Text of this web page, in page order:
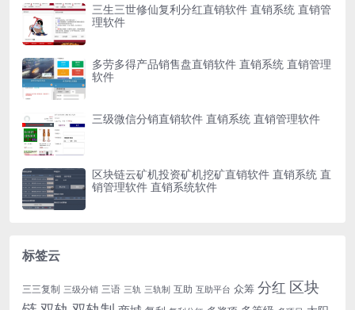
三生三世修仙复利分红直销软件 直销系统 直销管
理软件
多劳多得产品销售盘直销软件 直销系统 直销管理
软件
三级微信分销直销软件 直销系统 直销管理软件
区块链云矿机投资矿机挖矿直销软件 直销系统 直
销管理软件 直销系统软件
标签云
三三复制 三级分销 三语 三轨 三轨制 互助 互助平台 众筹 分红 区块